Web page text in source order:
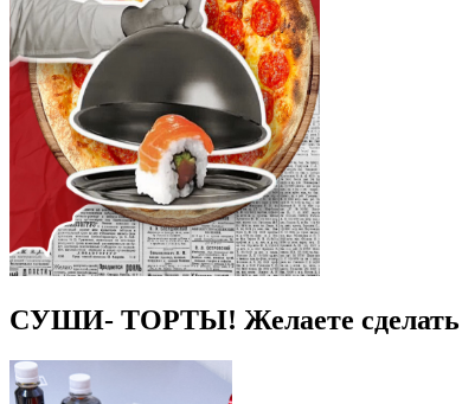
СУШИ- ТОРТЫ! Желаете сделать